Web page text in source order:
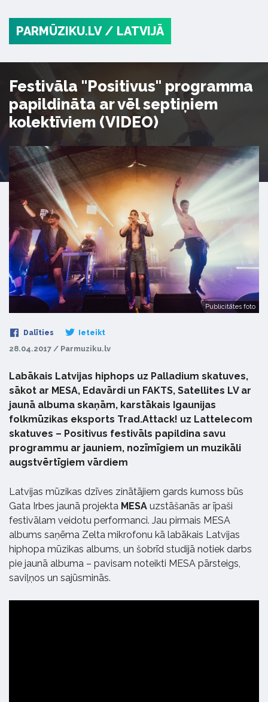
PARMŪZIKU.LV / LATVIJĀ
Festivāla "Positivus" programma
papildināta ar vēl septiņiem
kolektīviem (VIDEO)
Publicitātes foto
Dalīties Ieteikt
28.04.2017 / Parmuziku.lv
Labākais Latvijas hiphops uz Palladium skatuves,
sākot ar MESA, Edavārdi un FAKTS, Satellites LV ar
jaunā albuma skaņām, karstākais Igaunijas
folkmūzikas eksports Trad.Attack! uz Lattelecom
skatuves – Positivus festivāls papildina savu
programmu ar jauniem, nozīmīgiem un muzikāli
augstvērtīgiem vārdiem
Latvijas mūzikas dzīves zinātājiem gards kumoss būs
Gata Irbes jaunā projekta MESA uzstāšanās ar īpaši
festivālam veidotu performanci. Jau pirmais MESA
albums saņēma Zelta mikrofonu kā labākais Latvijas
hiphopa mūzikas albums, un šobrīd studijā notiek darbs
pie jaunā albuma – pavisam noteikti MESA pārsteigs,
saviļņos un sajūsminās.